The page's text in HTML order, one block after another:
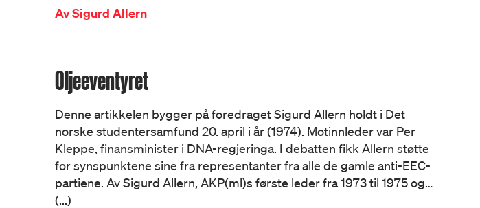
AvSigurd Allern
Oljeeventyret
Denne artikkelen bygger på foredraget Sigurd Allern holdt i Det
norske studentersamfund 20. april i år (1974). Motinnleder var Per
Kleppe, finansminister i DNA-regjeringa. I debatten fikk Allern støtte
for synspunktene sine fra representanter fra alle de gamle anti-EEC-
partiene. Av Sigurd Allern, AKP(ml)s første leder fra 1973 til 1975 og…
(...)